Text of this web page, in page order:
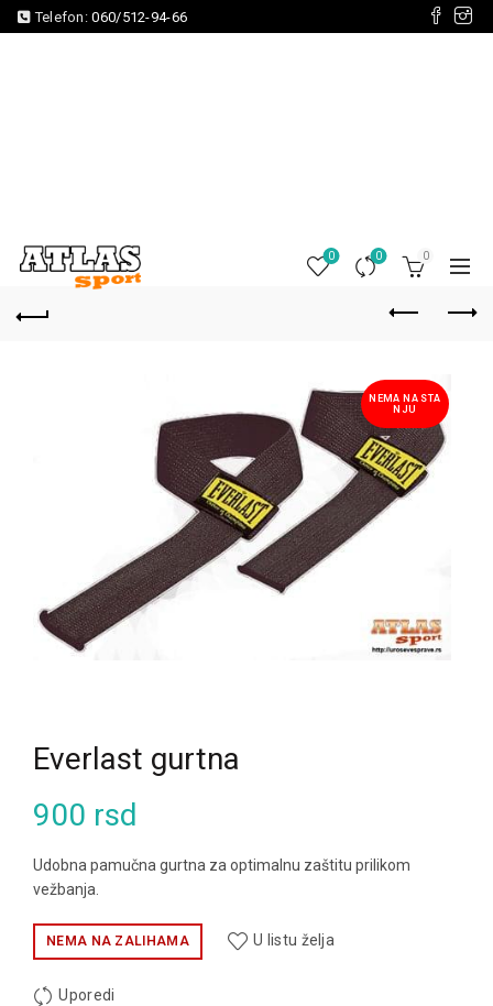
Telefon:060/512-94-66
0 0 0
NEMA NA STA
NJU
Everlast gurtna
900 rsd
Udobna pamučna gurtna za optimalnu zaštitu prilikom
vežbanja.
NEMA NA ZALIHAMA U listu želja
Uporedi